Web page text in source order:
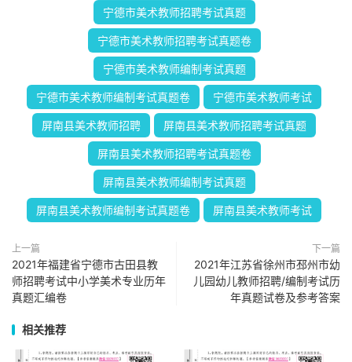
宁德市美术教师招聘考试真题
宁德市美术教师招聘考试真题卷
宁德市美术教师编制考试真题
宁德市美术教师编制考试真题卷 宁德市美术教师考试
屏南县美术教师招聘 屏南县美术教师招聘考试真题
屏南县美术教师招聘考试真题卷
屏南县美术教师编制考试真题
屏南县美术教师编制考试真题卷 屏南县美术教师考试
上一篇
2021年福建省宁德市古田县教
师招聘考试中小学美术专业历年
真题汇编卷
下一篇
2021年江苏省徐州市邳州市幼
儿园幼儿教师招聘/编制考试历
年真题试卷及参考答案
相关推荐